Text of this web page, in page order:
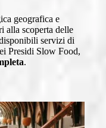
geografica e
alla scoperta delle
servizi di
Presidi Slow Food,
.